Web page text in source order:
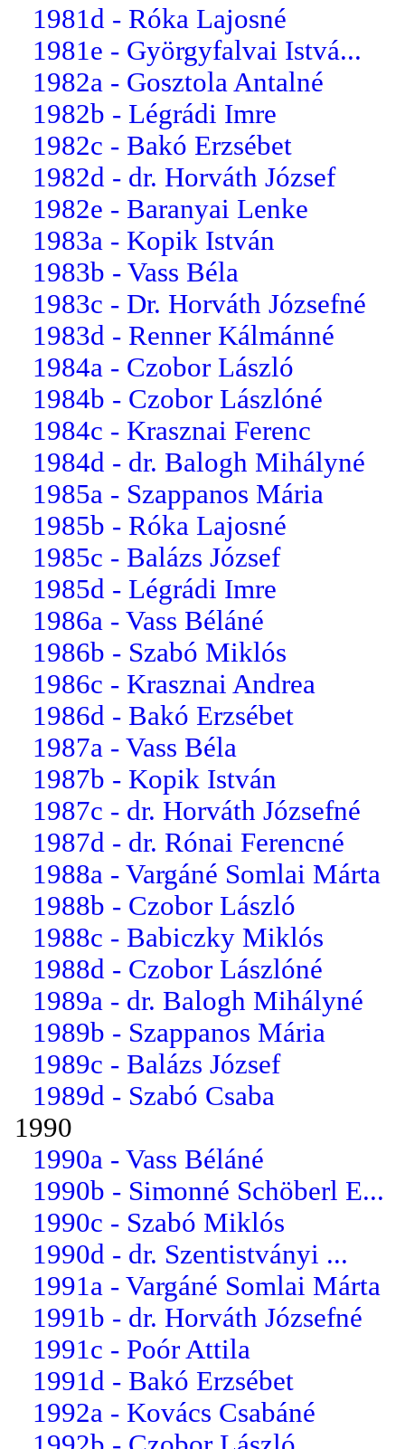
1981d - Róka Lajosné
1981e - Györgyfalvai Istvá...
1982a - Gosztola Antalné
1982b - Légrádi Imre
1982c - Bakó Erzsébet
1982d - dr. Horváth József
1982e - Baranyai Lenke
1983a - Kopik István
1983b - Vass Béla
1983c - Dr. Horváth Józsefné
1983d - Renner Kálmánné
1984a - Czobor László
1984b - Czobor Lászlóné
1984c - Krasznai Ferenc
1984d - dr. Balogh Mihályné
1985a - Szappanos Mária
1985b - Róka Lajosné
1985c - Balázs József
1985d - Légrádi Imre
1986a - Vass Béláné
1986b - Szabó Miklós
1986c - Krasznai Andrea
1986d - Bakó Erzsébet
1987a - Vass Béla
1987b - Kopik István
1987c - dr. Horváth Józsefné
1987d - dr. Rónai Ferencné
1988a - Vargáné Somlai Márta
1988b - Czobor László
1988c - Babiczky Miklós
1988d - Czobor Lászlóné
1989a - dr. Balogh Mihályné
1989b - Szappanos Mária
1989c - Balázs József
1989d - Szabó Csaba
1990
1990a - Vass Béláné
1990b - Simonné Schöberl E...
1990c - Szabó Miklós
1990d - dr. Szentistványi ...
1991a - Vargáné Somlai Márta
1991b - dr. Horváth Józsefné
1991c - Poór Attila
1991d - Bakó Erzsébet
1992a - Kovács Csabáné